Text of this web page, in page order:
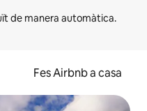
Fes Airbnb a casa